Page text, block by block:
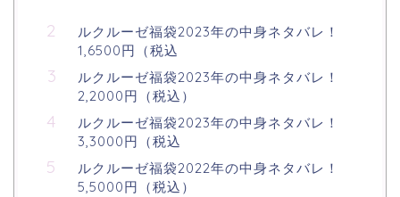
ルクルーゼ福袋2023年の中身ネタバレ！
1,6500円（税込
ルクルーゼ福袋2023年の中身ネタバレ！
2,2000円（税込）
ルクルーゼ福袋2023年の中身ネタバレ！
3,3000円（税込
ルクルーゼ福袋2022年の中身ネタバレ！
5,5000円（税込）